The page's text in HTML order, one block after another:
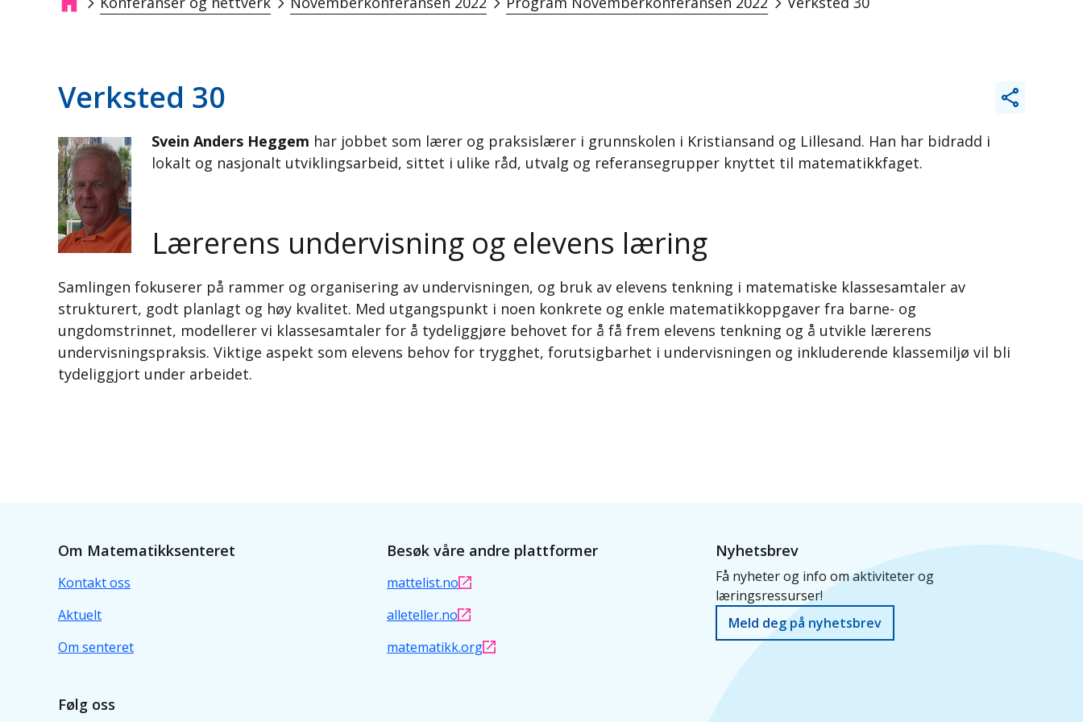
Breadcrumb
Verksted 30
Svein Anders Heggem har jobbet som lærer og praksislærer i grunnskolen i Kristiansand og Lillesand. Han har bidradd i
lokalt og nasjonalt utviklingsarbeid, sittet i ulike råd, utvalg og referansegrupper knyttet til matematikkfaget.
Lærerens undervisning og elevens læring
Samlingen fokuserer på rammer og organisering av undervisningen, og bruk av elevens tenkning i matematiske klassesamtaler av
strukturert, godt planlagt og høy kvalitet. Med utgangspunkt i noen konkrete og enkle matematikkoppgaver fra barne- og
ungdomstrinnet, modellerer vi klassesamtaler for å tydeliggjøre behovet for å få frem elevens tenkning og å utvikle lærerens
undervisningspraksis. Viktige aspekt som elevens behov for trygghet, forutsigbarhet i undervisningen og inkluderende klassemiljø vil bli
tydeliggjort under arbeidet.
Om Matematikksenteret
Kontakt oss
Aktuelt
Om senteret
Besøk våre andre plattformer
mattelist.no
alleteller.no
matematikk.org
Nyhetsbrev
Få nyheter og info om aktiviteter og
læringsressurser!
Meld deg på nyhetsbrev
Følg oss